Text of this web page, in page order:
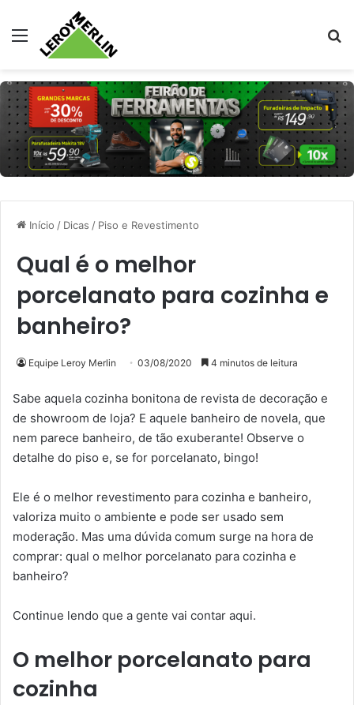
Menu
Início / Dicas / Piso e Revestimento
Qual é o melhor
porcelanato para cozinha e
banheiro?
Equipe Leroy Merlin 03/08/2020 4 minutos de leitura
Sabe aquela cozinha bonitona de revista de decoração e
de showroom de loja? E aquele banheiro de novela, que
nem parece banheiro, de tão exuberante! Observe o
detalhe do piso e, se for porcelanato, bingo!
Ele é o melhor revestimento para cozinha e banheiro,
valoriza muito o ambiente e pode ser usado sem
moderação. Mas uma dúvida comum surge na hora de
comprar: qual o melhor porcelanato para cozinha e
banheiro?
Continue lendo que a gente vai contar aqui.
O melhor porcelanato para
cozinha